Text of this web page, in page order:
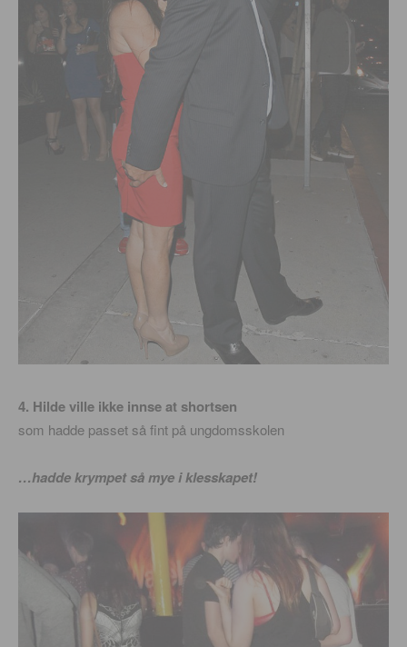
4. Hilde ville ikke innse at shortsen
som hadde passet så fint på ungdomsskolen
…hadde krympet så mye i klesskapet!